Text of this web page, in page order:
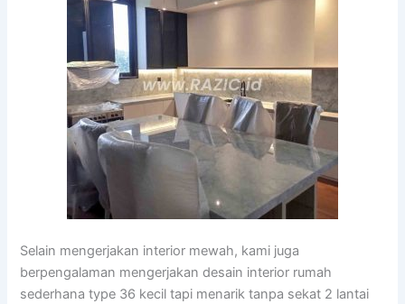
Selain mengerjakan interior mewah, kami juga
berpengalaman mengerjakan desain interior rumah
sederhana type 36 kecil tapi menarik tanpa sekat 2 lantai